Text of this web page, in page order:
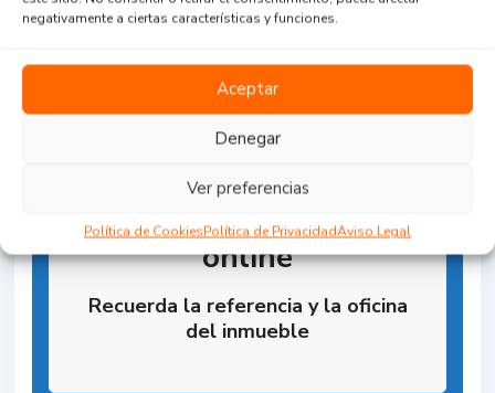
negativamente a ciertas características y funciones.
Aceptar
Denegar
Ver preferencias
Política de CookiesPolítica de PrivacidadAviso Legal
Reserva la Propiedad
online
Recuerda la referencia y la oficina
del inmueble